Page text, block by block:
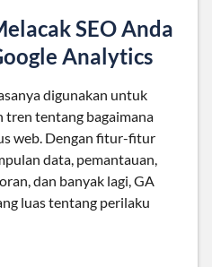
SEO Anda
Analytics
digunakan untuk
tren tentang bagaimana
web. Dengan fitur-fitur
data, pemantauan,
dan banyak lagi, GA
luas tentang perilaku